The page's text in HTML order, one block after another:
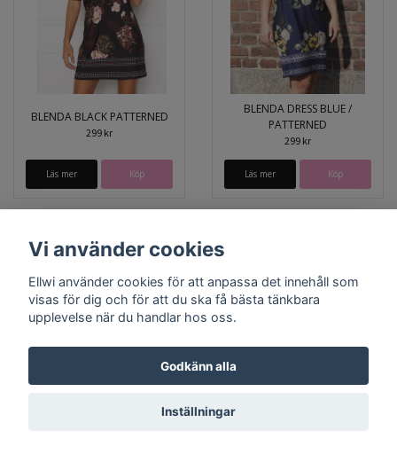
BLENDA BLACK PATTERNED
299 kr
Läs mer Köp
BLENDA DRESS BLUE /
PATTERNED
299 kr
Läs mer Köp
Bröstcancer Prostatacancer Lagningslappar
© Copyright 2026 Ellwi
Vi använder cookies
Ellwi använder cookies för att anpassa det innehåll som
visas för dig och för att du ska få bästa tänkbara
upplevelse när du handlar hos oss.
Godkänn alla
Inställningar